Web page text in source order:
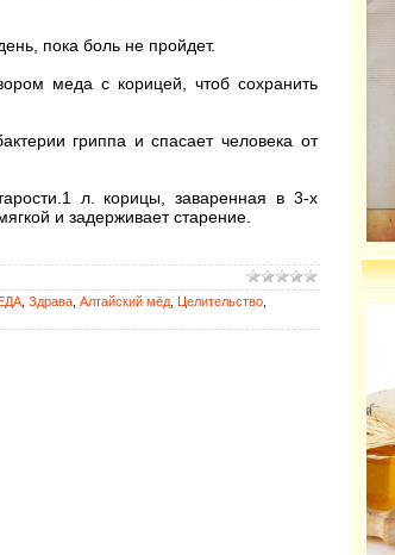
пока боль не пройдет.
меда с корицей, чтоб сохранить
гриппа и спасает человека от
л. корицы, заваренная в 3-х
и задерживает старение.
, Здрава, Алтайский мёд, Целительство,